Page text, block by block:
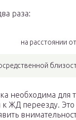
раза:
на расстоянии
необходима
ЖД переезду. Это